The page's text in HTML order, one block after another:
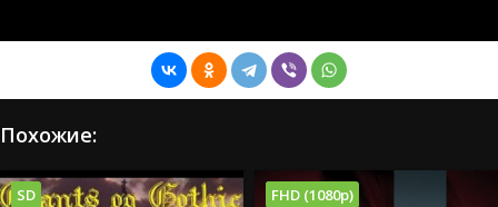
Похожие:
SD FHD (1080p)